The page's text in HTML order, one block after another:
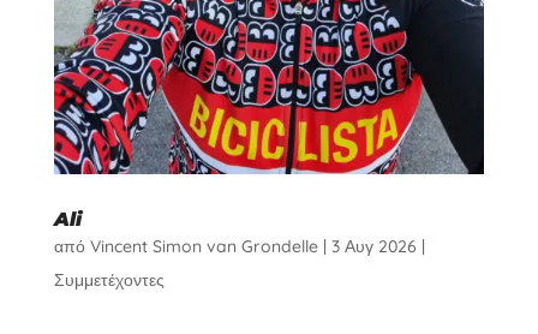
Ali
από Vincent Simon van Grondelle| 3 Αυγ 2026 |
Συμμετέχοντες